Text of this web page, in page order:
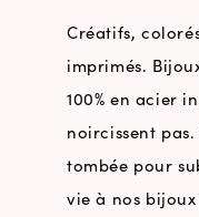
Créatifs,
imprimés.
100% en acier
noircissent
tombée pour
vie à nos